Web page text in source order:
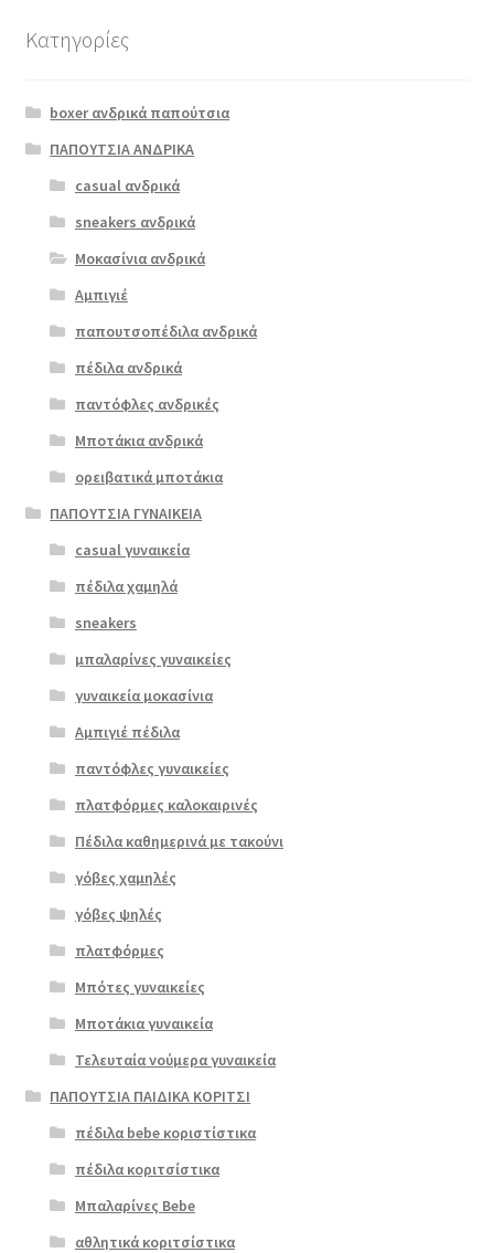
boxer 21078
καφέ nubuck
€79.00
Επιλο
προϊόν
έχει
πολλαπλές
επιλογές
μπορούν
επιλεγούν
στη
σελίδα
προϊόντος
Κατηγορίες
boxer ανδρικά παπούτσια
ΠΑΠΟΥΤΣΙΑ ΑΝΔΡΙΚΑ
casual ανδρικά
sneakers ανδρικά
Μοκασίνια ανδρικά
Αμπιγιέ
παπουτσοπέδιλα ανδρικά
πέδιλα ανδρικά
παντόφλες ανδρικές
Μποτάκια ανδρικά
ορειβατικά μποτάκια
ΠΑΠΟΥΤΣΙΑ ΓΥΝΑΙΚΕΙΑ
casual γυναικεία
πέδιλα χαμηλά
sneakers
μπαλαρίνες γυναικείες
γυναικεία μοκασίνια
Αμπιγιέ πέδιλα
παντόφλες γυναικείες
πλατφόρμες καλοκαιρινές
Πέδιλα καθημερινά με τακούνι
γόβες χαμηλές
γόβες ψηλές
πλατφόρμες
Μπότες γυναικείες
Μποτάκια γυναικεία
Τελευταία νούμερα γυναικεία
ΠΑΠΟΥΤΣΙΑ ΠΑΙΔΙΚΑ ΚΟΡΙΤΣΙ
πέδιλα bebe κοριστίστικα
πέδιλα κοριτσίστικα
Μπαλαρίνες Bebe
αθλητικά κοριτσίστικα